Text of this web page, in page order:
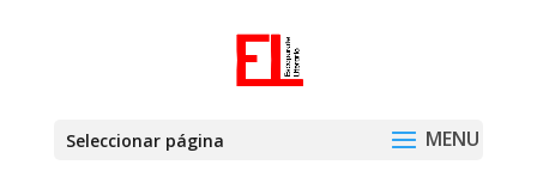
Seleccionar página